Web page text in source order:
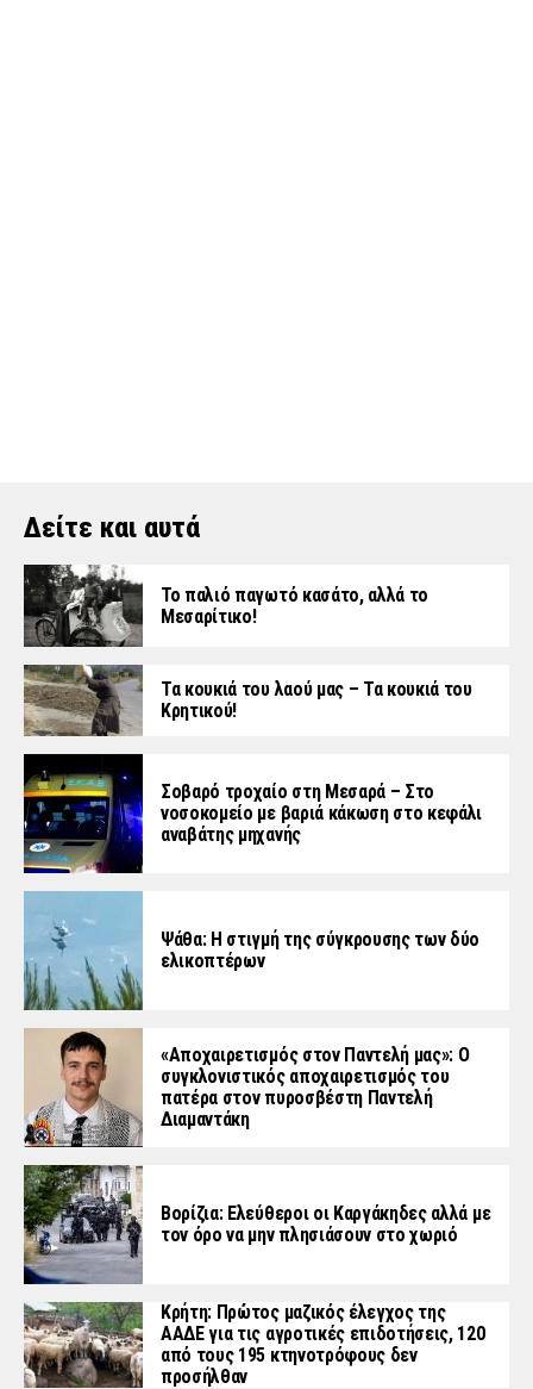
Δείτε και αυτά
Το παλιό παγωτό κασάτο, αλλά το
Μεσαρίτικο!
Τα κουκιά του λαού μας – Τα κουκιά του
Κρητικού!
Σοβαρό τροχαίο στη Μεσαρά – Στο
νοσοκομείο με βαριά κάκωση στο κεφάλι
αναβάτης μηχανής
Ψάθα: Η στιγμή της σύγκρουσης των δύο
ελικοπτέρων
«Aποχαιρετισμός στον Παντελή μας»: Ο
συγκλονιστικός αποχαιρετισμός του
πατέρα στον πυροσβέστη Παντελή
Διαμαντάκη
Βορίζια: Ελεύθεροι οι Καργάκηδες αλλά με
τον όρο να μην πλησιάσουν στο χωριό
Κρήτη: Πρώτος μαζικός έλεγχος της
ΑΑΔΕ για τις αγροτικές επιδοτήσεις, 120
από τους 195 κτηνοτρόφους δεν
προσήλθαν